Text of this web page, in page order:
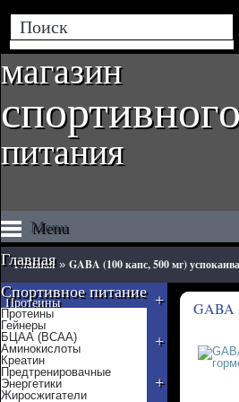
магазин
питания
Menu
Главная
Спортивное питание
Протеины
Гейнеры
БЦАА (BCAA)
Аминокислоты
Креатин
Предтренировачные
Энергетики
Жиросжигатели
Главная» GABA (100 капс, 500 мг)
Протеины +
Гейнеры +
БЦАА (BCAA) +